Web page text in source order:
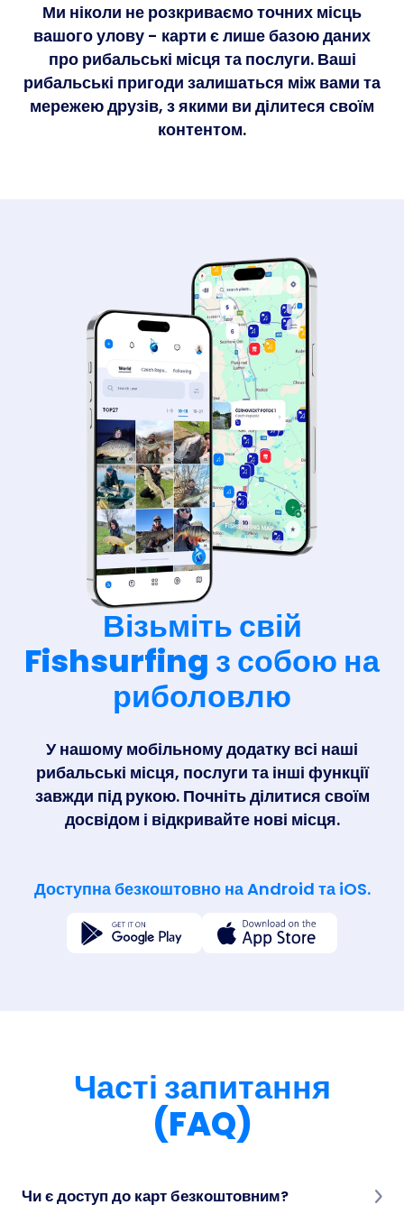
Ми ніколи не розкриваємо точних місць
вашого улову - карти є лише базою даних
про рибальські місця та послуги. Ваші
рибальські пригоди залишаться між вами та
мережею друзів, з якими ви ділитеся своїм
контентом.
Візьміть свій
Fishsurfing з собою на
риболовлю
У нашому мобільному додатку всі наші
рибальські місця, послуги та інші функції
завжди під рукою. Почніть ділитися своїм
досвідом і відкривайте нові місця.
Доступна безкоштовно на Android та iOS.
Часті запитання
(FAQ)
Чи є доступ до карт безкоштовним?